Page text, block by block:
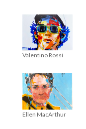
Valentino Rossi
Ellen MacArthur